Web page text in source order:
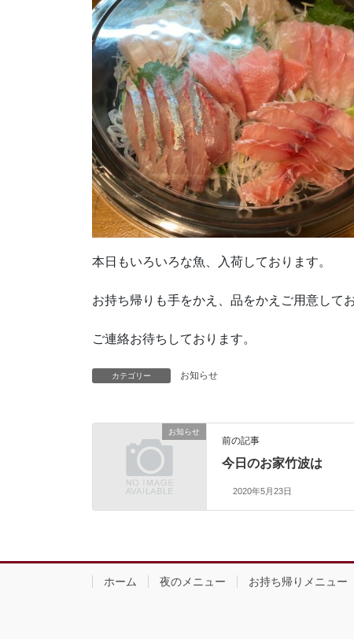
本日もいろいろな魚、入荷しております。
お持ち帰りも手をかえ、品をかえご用意してお
ご連絡お待ちしております。
カテゴリー お知らせ
お知らせ
前の記事
今日のお家竹波は
2020年5月23日
ホーム 夜のメニュー お持ち帰りメニュー